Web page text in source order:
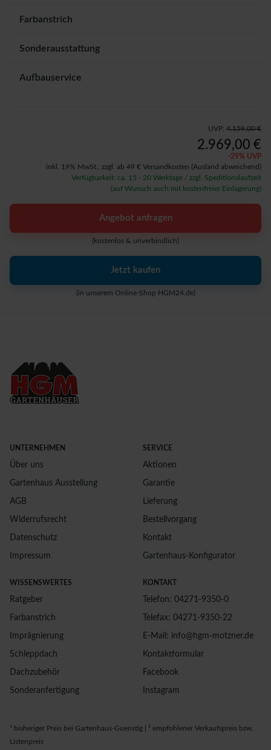
Farbanstrich
Sonderausstattung
Aufbauservice
UVP: 4.159,00 €
2.969,00 €
-29% UVP
inkl. 19% MwSt., zzgl. ab 49 € Versandkosten (Ausland abweichend)
Verfügbarkeit: ca. 15 - 20 Werktage / zzgl. Speditionslaufzeit
(auf Wunsch auch mit kostenfreier Einlagerung)
Angebot anfragen
(kostenlos & unverbindlich)
Jetzt kaufen
(in unserem Online-Shop HGM24.de)
UNTERNEHMEN
Über uns
Gartenhaus Ausstellung
AGB
Widerrufsrecht
Datenschutz
Impressum
SERVICE
Aktionen
Garantie
Lieferung
Bestellvorgang
Kontakt
Gartenhaus-Konfigurator
WISSENSWERTES
Ratgeber
Farbanstrich
Imprägnierung
Schleppdach
Dachzubehör
Sonderanfertigung
KONTAKT
Telefon: 04271-9350-0
Telefax: 04271-9350-22
E-Mail: info@hgm-motzner.de
Kontaktformular
Facebook
Instagram
¹ bisheriger Preis bei Gartenhaus-Guenstig | ² empfohlener Verkaufspreis bzw.
Listenpreis